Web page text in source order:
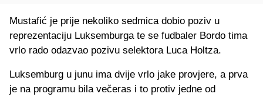
Mustafić je prije nekoliko sedmica dobio poziv u
reprezentaciju Luksemburga te se fudbaler Bordo tima
vrlo rado odazvao pozivu selektora Luca Holtza.
Luksemburg u junu ima dvije vrlo jake provjere, a prva
je na programu bila večeras i to protiv jedne od